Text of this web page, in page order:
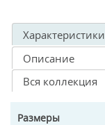
Характеристики
Описание
Вся коллекция
Размеры